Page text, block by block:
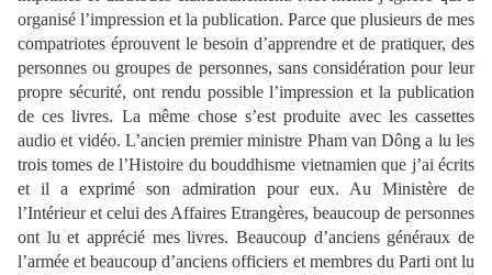
organisé l’impression et la publication. Parce que plusieurs de mes
compatriotes éprouvent le besoin d’apprendre et de pratiquer, des
personnes ou groupes de personnes, sans considération pour leur
propre sécurité, ont rendu possible l’impression et la publication
de ces livres. La même chose s’est produite avec les cassettes
audio et vidéo. L’ancien premier ministre Pham van Dông a lu les
trois tomes de l’Histoire du bouddhisme vietnamien que j’ai écrits
et il a exprimé son admiration pour eux. Au Ministère de
l’Intérieur et celui des Affaires Etrangères, beaucoup de personnes
ont lu et apprécié mes livres. Beaucoup d’anciens généraux de
l’armée et beaucoup d’anciens officiers et membres du Parti ont lu